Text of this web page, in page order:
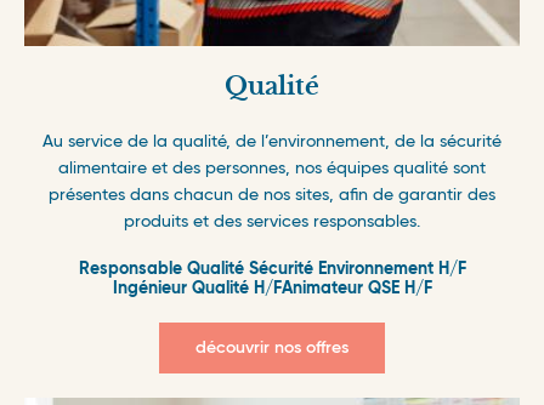
Qualité
Au service de la qualité, de l’environnement, de la sécurité
alimentaire et des personnes, nos équipes qualité sont
présentes dans chacun de nos sites, afin de garantir des
produits et des services responsables.
Responsable Qualité Sécurité Environnement H/F
Ingénieur Qualité H/FAnimateur QSE H/F
découvrir nos offres